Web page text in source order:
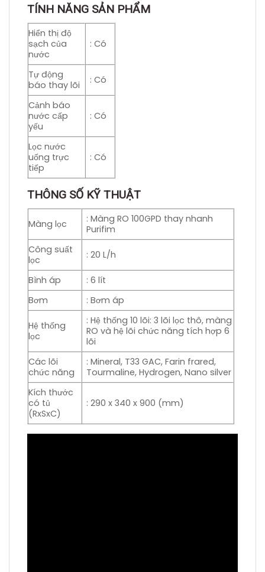
TÍNH NĂNG SẢN PHẨM
Hiển thị độ
sạch của
nước
: Có
Tự động
báo thay lõi
: Có
Cảnh báo
nước cấp
yếu
: Có
Lọc nước
uống trực
tiếp
: Có
THÔNG SỐ KỸ THUẬT
Màng lọc
: Màng RO 100GPD thay nhanh
Purifim
Công suất
lọc
: 20 L/h
Bình áp
: 6 lít
Bơm
: Bơm áp
Hệ thống
lọc
: Hệ thống 10 lõi: 3 lõi lọc thô, màng
RO và hệ lõi chức năng tích hợp 6
lõi
Các lõi
chức năng
: Mineral, T33 GAC, Farin frared,
Tourmaline, Hydrogen, Nano silver
Kích thước
có tủ
(RxSxC)
: 290 x 340 x 900 (mm)